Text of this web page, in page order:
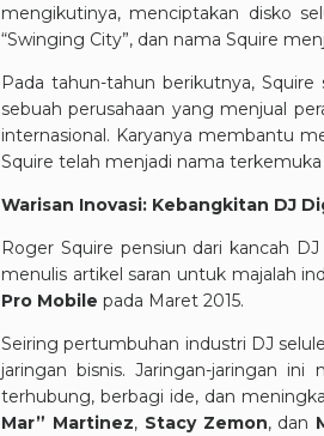
mengikutinya, menciptakan disko
“Swinging City”, dan nama Squire
Pada tahun-tahun berikutnya,
sebuah perusahaan yang menjual
internasional. Karyanya membantu
Squire telah menjadi nama terkemuka
Warisan Inovasi: Kebangkitan DJ
Roger Squire pensiun dari kancah
menulis artikel saran untuk majalah
Pro Mobile pada Maret 2015.
Seiring pertumbuhan industri DJ
jaringan bisnis. Jaringan-jaringan
terhubung, berbagi ide, dan
Mar” Martinez, Stacy Zemon, dan